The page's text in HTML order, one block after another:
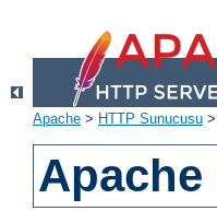
Apache > HTTP Sunucusu >